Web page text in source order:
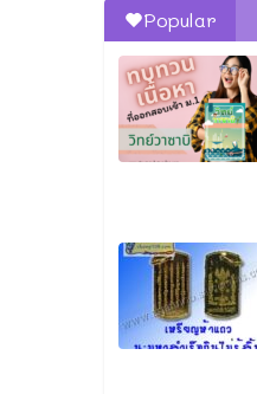
Popular